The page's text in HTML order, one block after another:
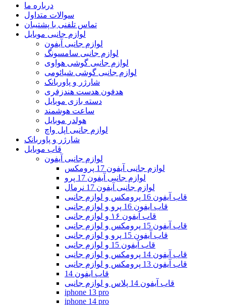
درباره ما
سوالات متداول
تماس تلفنی با پشتیبان
لوازم جانبی موبایل
لوازم جانبی آیفون
لوازم جانبی سامسونگ
لوازم جانبی گوشی هواوی
لوازم جانبی گوشی شیائومی
شارژر و پاوربانک
هدفون هدست هندزفری
دسته بازی موبایل
ساعت هوشمند
هولدر موبایل
لوازم جانبی اپل واچ
شارژر و پاوربانک
قاب موبایل
لوازم جانبی آیفون
لوازم جانبی آیفون 17 پرومکس
لوازم جانبی آیفون 17 پرو
لوازم جانبی آیفون 17 نرمال
قاب آیفون 16 پرومکس و لوازم جانبی
قاب ایفون 16 پرو و لوازم جانبی
قاب آیفون ۱۶ و لوازم جانبی
قاب آیفون 15 پرومکس و لوازم جانبی
قاب آیفون 15 پرو و لوازم جانبی
قاب آیفون 15 و لوازم جانبی
قاب آیفون 14 پرومکس و لوازم جانبی
قاب آیفون 13 پرومکس و لوازم جانبی
قاب ایفون 14
قاب آیفون 14 پلاس و لوازم جانبی
iphone 13 pro
iphone 14 pro